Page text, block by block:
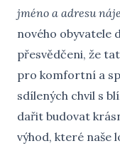
jméno a adresu
nového obyvatele
přesvědčeni, že
pro komfortní a
sdílených chvil s
dařit budovat
výhod, které naše